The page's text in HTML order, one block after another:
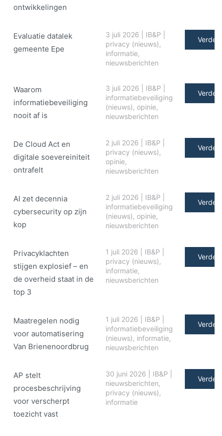
ontwikkelingen
Evaluatie datalek
gemeente Epe
3 juli 2026 IB&P
privacy (nieuws),
informatie,
nieuwsberichten
Verder
Waarom
informatiebeveiliging
nooit af is
3 juli 2026 IB&P
informatiebeveiliging
(nieuws), opinie,
nieuwsberichten
Verder
De Cloud Act en
digitale soe­ve­rei­ni­teit
ontrafelt
2 juli 2026 IB&P
privacy (nieuws),
opinie,
nieuwsberichten
Verder
AI zet decennia
cybersecurity op zijn
kop
2 juli 2026 IB&P
informatiebeveiliging
(nieuws), opinie,
nieuwsberichten
Verder
Privacyklachten
stijgen explosief – en
de overheid staat in de
top 3
1 juli 2026 IB&P
privacy (nieuws),
informatie,
nieuwsberichten
Verder
Maatregelen nodig
voor automatisering
Van Brienenoordbrug
1 juli 2026 IB&P
informatiebeveiliging
(nieuws), informatie,
nieuwsberichten
Verder
AP stelt
procesbeschrijving
voor verscherpt
toezicht vast
30 juni 2026 IB&P
nieuwsberichten,
privacy (nieuws),
informatie
Verder